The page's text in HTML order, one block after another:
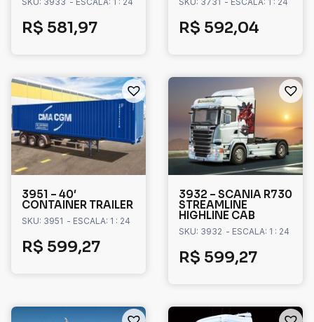
R$ 581,97 R$ 592,04
3951 – 40′
CONTAINER TRAILER
SKU: 3951 - ESCALA: 1 : 24
R$ 599,27
3932 – SCANIA R730
STREAMLINE
HIGHLINE CAB
SKU: 3932 - ESCALA: 1 : 24
R$ 599,27